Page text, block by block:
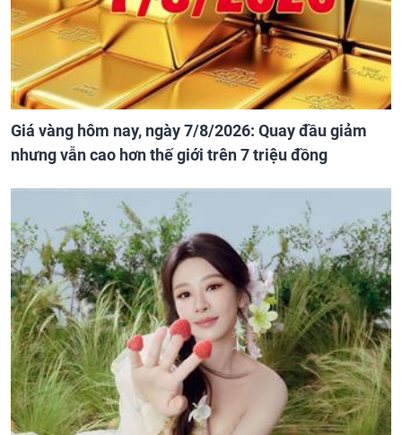
Giá vàng hôm nay, ngày 7/8/2026: Quay đầu giảm
nhưng vẫn cao hơn thế giới trên 7 triệu đồng